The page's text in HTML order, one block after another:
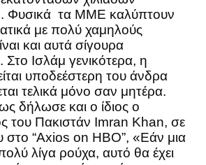
Φυσικά τα ΜΜΕ καλύπτουν
με πολύ χαμηλούς
και αυτά σίγουρα
Στο Ισλάμ γενικότερα, η
υποδεέστερη του άνδρα
τελικά μόνο σαν μητέρα.
δήλωσε και ο ίδιος ο
του Πακιστάν Imran Khan, σε
στο “Axios on HBO”, «Εάν μια
λίγα ρούχα, αυτό θα έχει